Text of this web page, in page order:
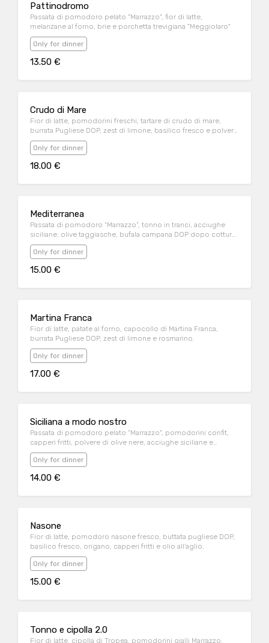
Pattinodromo
Passata di pomodoro pelato "Marrazzo", fior di latte,
melanzane al forno, brie e porchetta trevigiana "Meggiolaro"
Only for dinner
13.50 €
Crudo di Mare
Fior di latte, pomodorini freschi, tartare di crudo di mare,
burrata Pugliese DOP, zest di limone, basilico fresco e polvere
di olive.
Only for dinner
18.00 €
Mediterranea
Passata di pomodoro “Marrazzo”, tonno in tranci, acciughe
siciliane, olive taggiasche, bufala campana DOP dopo cottura,
basilico fresco.
Only for dinner
15.00 €
Martina Franca
Fior di latte, patate al forno, capocollo di Martina Franca,
burrata Pugliese DOP, zest di limone e rosmarino.
Only for dinner
17.00 €
Siciliana a modo nostro
Passata di pomodoro pelato "Marrazzo", pomodorini confit,
capperi fritti, polvere di olive nere, acciughe siciliane e
basilico fritto
Only for dinner
14.00 €
Nasone
Fior di latte, pomodoro nasone fresco, buttata pugliese DOP,
basilico fresco, origano, capperi fritti e olio all’aglio.
Only for dinner
15.00 €
Tonno e cipolla 2.0
Fior di latte, cipolla di Tropea, pomodorini gialli Marrazzo,